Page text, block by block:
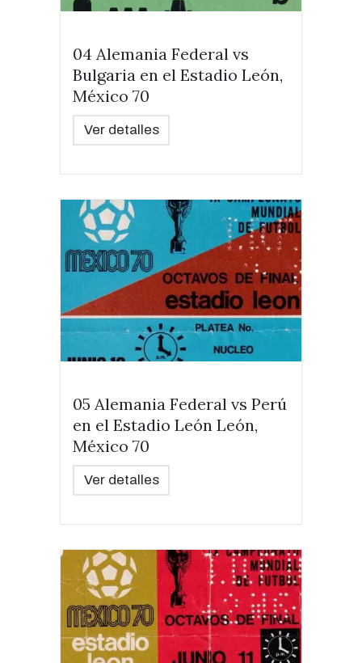
04 Alemania Federal vs
Bulgaria en el Estadio León,
México 70
Ver detalles
05 Alemania Federal vs Perú
en el Estadio León León,
México 70
Ver detalles